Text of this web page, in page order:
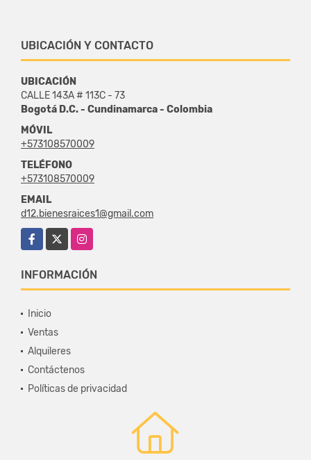
UBICACIÓN Y CONTACTO
UBICACIÓN
CALLE 143A # 113C - 73
Bogotá D.C. - Cundinamarca - Colombia
MÓVIL
+573108570009
TELÉFONO
+573108570009
EMAIL
d12.bienesraices1@gmail.com
Facebook
Instagram
INFORMACIÓN
Inicio
Ventas
Alquileres
Contáctenos
Políticas de privacidad